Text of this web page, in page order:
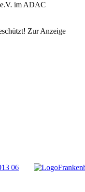
e.V. im ADAC
Zur Anzeige